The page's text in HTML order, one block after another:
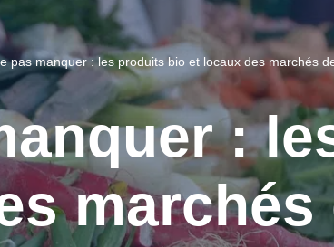
pas manquer : les produits bio et locaux des marchés
: